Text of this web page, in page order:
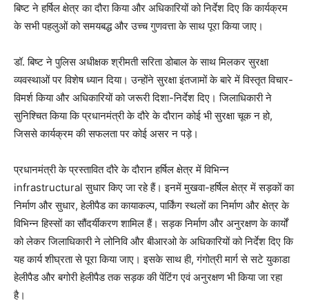
बिष्ट ने हर्षिल क्षेत्र का दौरा किया और अधिकारियों को निर्देश दिए कि कार्यक्रम
के सभी पहलुओं को समयबद्ध और उच्च गुणवत्ता के साथ पूरा किया जाए।
डॉ. बिष्ट ने पुलिस अधीक्षक श्रीमती सरिता डोबाल के साथ मिलकर सुरक्षा
व्यवस्थाओं पर विशेष ध्यान दिया। उन्होंने सुरक्षा इंतजामों के बारे में विस्तृत विचार-
विमर्श किया और अधिकारियों को जरूरी दिशा-निर्देश दिए। जिलाधिकारी ने
सुनिश्चित किया कि प्रधानमंत्री के दौरे के दौरान कोई भी सुरक्षा चूक न हो,
जिससे कार्यक्रम की सफलता पर कोई असर न पड़े।
प्रधानमंत्री के प्रस्तावित दौरे के दौरान हर्षिल क्षेत्र में विभिन्न
infrastructural सुधार किए जा रहे हैं। इनमें मुखवा-हर्षिल क्षेत्र में सड़कों का
निर्माण और सुधार, हेलीपैड का कायाकल्प, पार्किंग स्थलों का निर्माण और क्षेत्र के
विभिन्न हिस्सों का सौंदर्यीकरण शामिल हैं। सड़क निर्माण और अनुरक्षण के कार्यों
को लेकर जिलाधिकारी ने लोनिवि और बीआरओ के अधिकारियों को निर्देश दिए कि
यह कार्य शीघ्रता से पूरा किया जाए। इसके साथ ही, गंगोत्री मार्ग से सटे युकाडा
हेलीपैड और बगोरी हेलीपैड तक सड़क की पेंटिंग एवं अनुरक्षण भी किया जा रहा
है।